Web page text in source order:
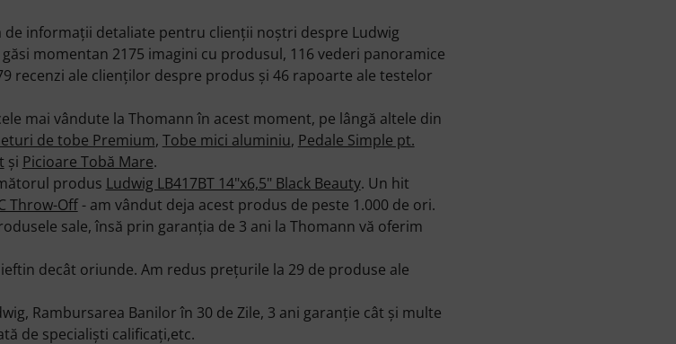
informaţii detaliate pentru clienţii noştri despre Ludwig
momentan 2175 imagini cu produsul, 116 vederi panoramice
recenzi ale clienţilor despre produs şi 46 rapoarte ale testelor
mai vândute la Thomann în acest moment, pe lângă altele din
de tobe Premium, Tobe mici aluminiu, Pedale Simple pt.
şi Picioare Tobă Mare.
produs Ludwig LB417BT 14"x6,5" Black Beauty. Un hit
Throw-Off- am vândut deja acest produs de peste 1.000 de ori.
sale, însă prin garanţia de 3 ani la Thomann vă oferim
decât oriunde. Am redus preţurile la 29 de produse ale
Rambursarea Banilor în 30 de Zile, 3 ani garanţie cât şi multe
de specialişti calificaţi,etc.